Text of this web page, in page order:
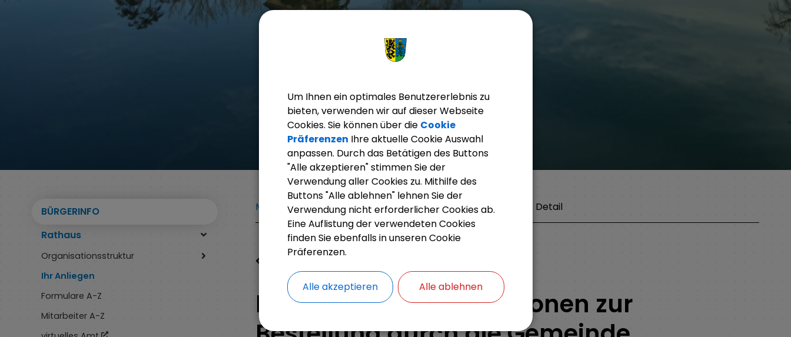
BÜRGERINFO
Rathaus
Organisationsstruktur
Ihr Anliegen
Formulare A-Z
Mitarbeiter A-Z
Markt Weisendorf Bürgerinfo Rathaus Ihr Anliegen Detail
Erbbaurecht; Informationen zur
Um Ihnen ein optimales Benutzererlebnis zu
bieten, verwenden wir auf dieser Webseite
Cookies. Sie können über die Cookie
Präferenzen Ihre aktuelle Cookie Auswahl
anpassen. Durch das Betätigen des Buttons
"Alle akzeptieren" stimmen Sie der
Verwendung aller Cookies zu. Mithilfe des
Buttons "Alle ablehnen" lehnen Sie der
Verwendung nicht erforderlicher Cookies ab.
Eine Auflistung der verwendeten Cookies
finden Sie ebenfalls in unseren Cookie
Präferenzen.
Alle akzeptieren Alle ablehnen